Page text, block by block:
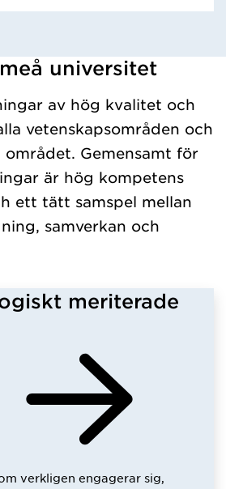
universitet
av hög kvalitet och
vetenskapsområden och
Gemensamt för
är hög kompetens
ett tätt samspel mellan
samverkan och
meriterade
verkligen engagerar sig,